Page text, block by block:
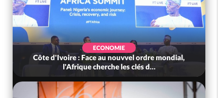
ECONOMIE
Côte d'Ivoire : Face au nouvvel ordre mondial,
l'Afrique cherche les clés d...